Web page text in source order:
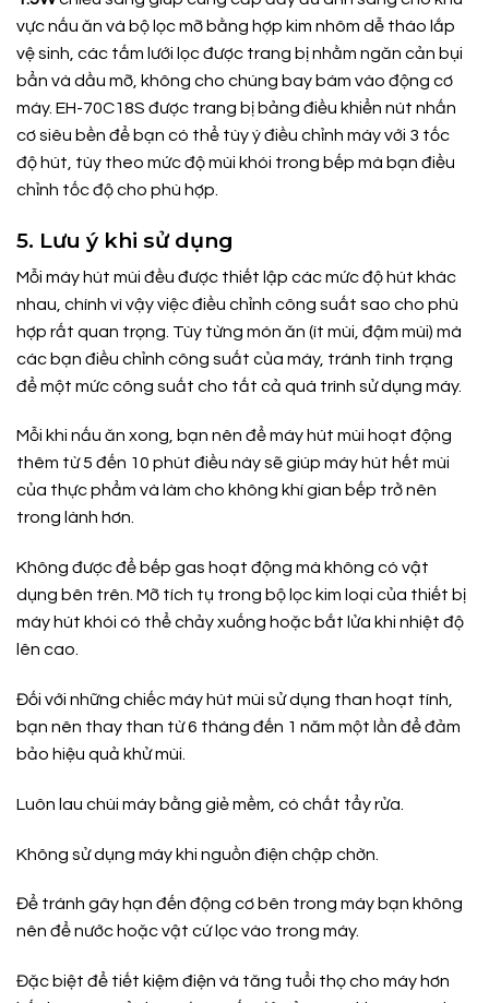
vực nấu ăn và bộ lọc mỡ bằng hợp kim nhôm dễ tháo lắp
vệ sinh, các tấm lưới lọc được trang bị nhằm ngăn cản bụi
bẩn và dầu mỡ, không cho chúng bay bám vào động cơ
máy. EH-70C18S được trang bị bảng điều khiển nút nhấn
cơ siêu bền để bạn có thể tùy ý điều chỉnh máy với 3 tốc
độ hút, tùy theo mức độ mùi khói trong bếp mà bạn điều
chỉnh tốc độ cho phù hợp.
5. Lưu ý khi sử dụng
Mỗi máy hút mùi đều được thiết lập các mức độ hút khác
nhau, chính vì vậy việc điều chỉnh công suất sao cho phù
hợp rất quan trọng. Tùy từng món ăn (ít mùi, đậm mùi) mà
các bạn điều chỉnh công suất của máy, tránh tình trạng
để một mức công suất cho tất cả quá trình sử dụng máy.
Mỗi khi nấu ăn xong, bạn nên để máy hút mùi hoạt động
thêm từ 5 đến 10 phút điều này sẽ giúp máy hút hết mùi
của thực phẩm và làm cho không khí gian bếp trở nên
trong lành hơn.
Không được để bếp gas hoạt động mà không có vật
dụng bên trên. Mỡ tích tụ trong bộ lọc kim loại của thiết bị
máy hút khói có thể chảy xuống hoặc bắt lửa khi nhiệt độ
lên cao.
Đối với những chiếc máy hút mùi sử dụng than hoạt tính,
bạn nên thay than từ 6 tháng đến 1 năm một lần để đảm
bảo hiệu quả khử mùi.
Luôn lau chùi máy bằng giẻ mềm, có chất tẩy rửa.
Không sử dụng máy khi nguồn điện chập chờn.
Để tránh gây hạn đến động cơ bên trong máy bạn không
nên để nước hoặc vật cứ lọc vào trong máy.
Đặc biệt để tiết kiệm điện và tăng tuổi thọ cho máy hơn